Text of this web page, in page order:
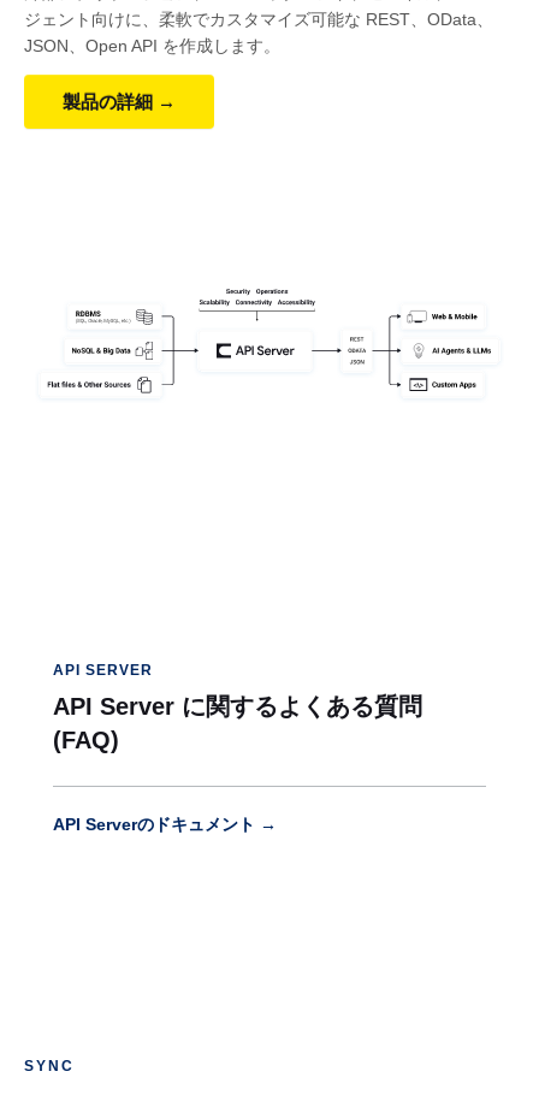
ジェント向けに、柔軟でカスタマイズ可能な REST、OData、
JSON、Open API を作成します。
製品の詳細 →
API SERVER
API Server に関するよくある質問
(FAQ)
API Serverのドキュメント →
SYNC